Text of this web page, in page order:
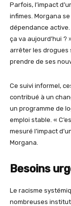
Parfois, l’impact
infimes. Morgana
dépendance active.
ça va aujourd’hui ?
arrêter les drogues
prendre de ses
Ce suivi informel,
contribué à un
un programme de
emploi stable. «
mesuré l’impact
Morgana.
Besoins
Le racisme
nombreuses